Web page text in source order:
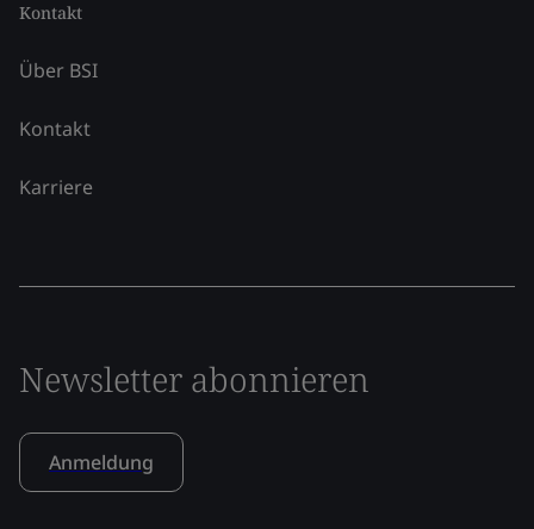
Kontakt
Über BSI
Kontakt
Karriere
Newsletter abonnieren
Anmeldung